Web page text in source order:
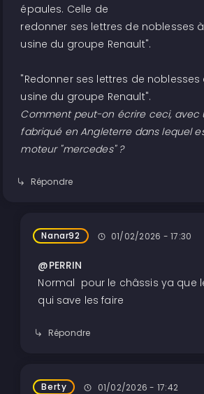
épaules. Celle de
redonner ses lettres de noblesses
usine du groupe Renault".
"Redonner ses lettres de
usine du groupe Renault".
Comment peut-on écrire ceci, avec
fabriqué en Angleterre dans lequel
moteur "mercedes" ?
Répondre
Nanar92 01/02/2026 - 17:30
@PERRIN
Normal pour le châssis ya que
qui save les faire
Répondre
Berty 01/02/2026 - 17:42